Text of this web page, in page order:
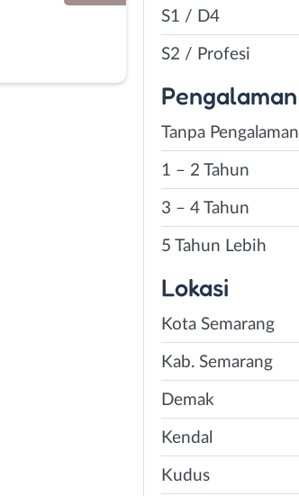
S1 / D4
S2 / Profesi
Pengalaman
Tanpa Pengalaman
1 – 2 Tahun
3 – 4 Tahun
5 Tahun Lebih
Lokasi
Kota Semarang
Kab. Semarang
Demak
Kendal
Kudus